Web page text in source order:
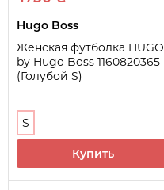
Hugo Boss
Женская футболка HUGO
by Hugo Boss 1160820365
(Голубой S)
S
Купить